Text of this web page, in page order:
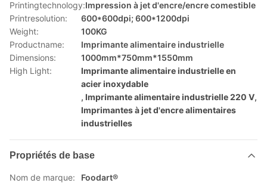
Printingtechnology:Impression à jet d'encre/encre comestible
Printresolution:
600*600dpi; 600*1200dpi
Weight:
100KG
Productname:
Imprimante alimentaire industrielle
Dimensions:
1000mm*750mm*1550mm
High Light:
Imprimante alimentaire industrielle en
acier inoxydable
, Imprimante alimentaire industrielle 220 V,
Imprimantes à jet d'encre alimentaires
industrielles
Propriétés de base
Nom de marque:
Foodart®